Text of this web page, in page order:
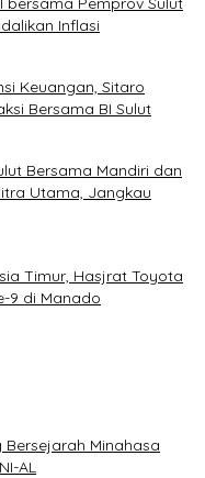
Inflasi
Keuangan, Sitaro
Bersama BI Sulut
Bersama Mandiri dan
Utama, Jangkau
Timur, Hasjrat Toyota
9 di Manado
Bersejarah Minahasa
AL